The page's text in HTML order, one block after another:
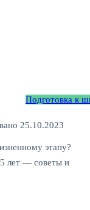
Подготовка к
25.10.2023
этапу?
лет — советы и